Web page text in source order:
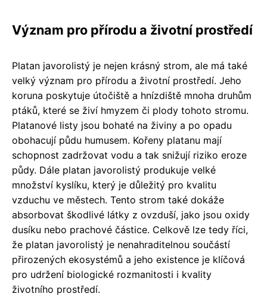
Význam pro přírodu a životní prostředí
Platan javorolistý je nejen krásný strom, ale má také
velký význam pro přírodu a životní prostředí. Jeho
koruna poskytuje útočiště a hnízdiště mnoha druhům
ptáků, které se živí hmyzem či plody tohoto stromu.
Platanové listy jsou bohaté na živiny a po opadu
obohacují půdu humusem. Kořeny platanu mají
schopnost zadržovat vodu a tak snižují riziko eroze
půdy. Dále platan javorolistý produkuje velké
množství kyslíku, který je důležitý pro kvalitu
vzduchu ve městech. Tento strom také dokáže
absorbovat škodlivé látky z ovzduší, jako jsou oxidy
dusíku nebo prachové částice. Celkově lze tedy říci,
že platan javorolistý je nenahraditelnou součástí
přirozených ekosystémů a jeho existence je klíčová
pro udržení biologické rozmanitosti i kvality
životního prostředí.